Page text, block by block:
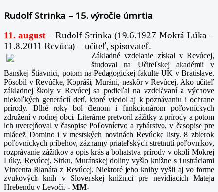
Rudolf Strinka – 15. výročie úmrtia
11. august – Rudolf Strinka (19.6.1927 Mokrá Lúka –
11.8.2011 Revúca) – učiteľ, spisovateľ.
Základné vzdelanie získal v Revúcej,
študoval na Učiteľskej akadémii v
Banskej Štiavnici, potom na Pedagogickej fakulte UK v Bratislave.
Pôsobil v Revúčke, Kopráši, Muráni, neskôr v Revúcej. Ako učiteľ
základnej školy v Revúcej sa podieľal na vzdelávaní a výchove
niekoľkých generácií detí, ktoré viedol aj k poznávaniu i ochrane
prírody. Dlhé roky bol členom i funkcionárom poľovníckych
združení v rodnej obci. Literárne pretvoril zážitky z prírody a potom
ich uverejňoval v časopise Poľovníctvo a rybárstvo, v časopise pre
mládež Domino i v mestských novinách Revúcke listy. 8 zbierok
poľovníckych príbehov, záznamy priateľských stretnutí poľovníkov,
rozprávanie zážitkov a opis krás a bohatstva prírody v okolí Mokrej
Lúky, Revúcej, Sirku, Muránskej doliny vyšlo knižne s ilustráciami
Vincenta Blanára z Revúcej. Niektoré jeho knihy vyšli aj vo forme
zvukových kníh v Slovenskej knižnici pre nevidiacich Mateja
Hrebendu v Levoči. - MM-